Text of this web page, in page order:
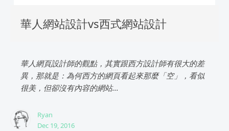
華人網站設計vs西式網站設計
華人網頁設計師的觀點，其實跟西方設計師有很大的差
異，那就是：為何西方的網頁看起來那麼「空」，看似
很美，但卻沒有內容的網站...
Ryan
Dec 19, 2016